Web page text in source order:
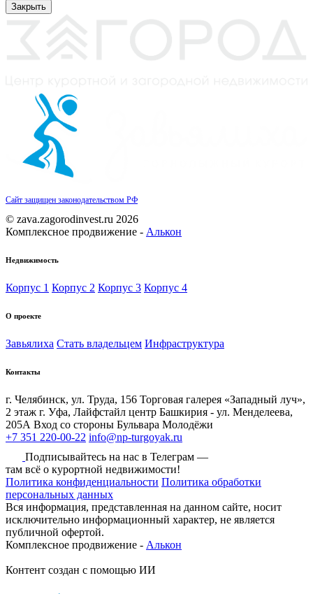
Закрыть
Сайт защищен законодательством РФ
© zava.zagorodinvest.ru 2026
Комплексное продвижение - Алькон
Недвижимость
Корпус 1 Корпус 2 Корпус 3 Корпус 4
О проекте
Завьялиха Стать владельцем Инфраструктура
Контакты
г. Челябинск, ул. Труда, 156 Торговая галерея «Западный луч»,
2 этаж г. Уфа, Лайфстайл центр Башкирия - ул. Менделеева,
205А Вход со стороны Бульвара Молодёжи
+7 351 220-00-22 info@np-turgoyak.ru
Подписывайтесь на нас в Телеграм —
там всё о курортной недвижимости!
Политика конфиденциальности Политика обработки
персональных данных
Вся информация, представленная на данном сайте, носит
исключительно информационный характер, не является
публичной офертой.
Комплексное продвижение - Алькон
Контент создан с помощью ИИ